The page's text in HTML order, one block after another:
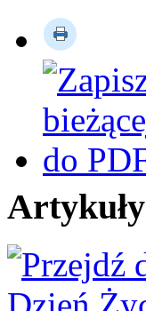
Artykuły